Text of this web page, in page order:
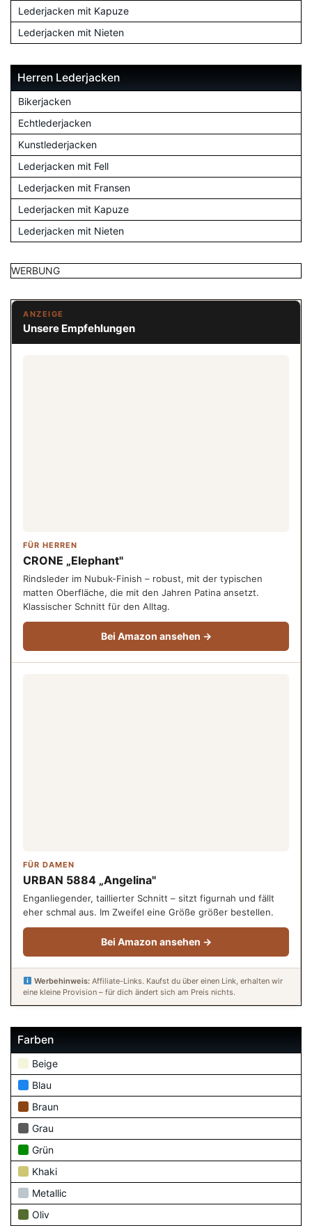
Lederjacken mit Kapuze
Lederjacken mit Nieten
Herren Lederjacken
Bikerjacken
Echtlederjacken
Kunstlederjacken
Lederjacken mit Fell
Lederjacken mit Fransen
Lederjacken mit Kapuze
Lederjacken mit Nieten
WERBUNG
ANZEIGE
Unsere Empfehlungen
FÜR HERREN
CRONE „Elephant"
Rindsleder im Nubuk-Finish – robust, mit der typischen
matten Oberfläche, die mit den Jahren Patina ansetzt.
Klassischer Schnitt für den Alltag.
Bei Amazon ansehen →
FÜR DAMEN
URBAN 5884 „Angelina"
Enganliegender, taillierter Schnitt – sitzt figurnah und fällt
eher schmal aus. Im Zweifel eine Größe größer bestellen.
Bei Amazon ansehen →
Werbehinweis:Affiliate-Links. Kaufst du über einen Link, erhalten wir
eine kleine Provision – für dich ändert sich am Preis nichts.
Farben
Beige
Blau
Braun
Grau
Grün
Khaki
Metallic
Oliv